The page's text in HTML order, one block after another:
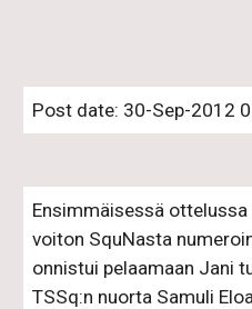
Post date: 30-Sep-2012
Ensimmäisessä
voiton SquNasta
onnistui pelaamaan Jani
TSSq:n nuorta Samuli